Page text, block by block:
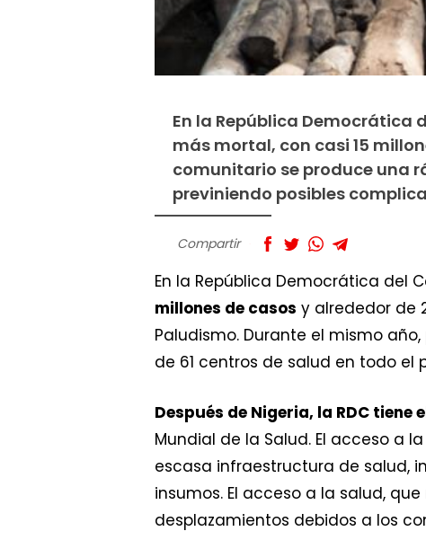
En la República Democrática
más mortal, con casi 15
comunitario se produce una
previniendo posibles
Compartir
En la República Democrática del
millones de casos y alrededor de
Paludismo. Durante el mismo
de 61 centros de salud en todo el
Después de Nigeria, la RDC
Mundial de la Salud. El acceso a
escasa infraestructura de salud,
insumos. El acceso a la salud,
desplazamientos debidos a los